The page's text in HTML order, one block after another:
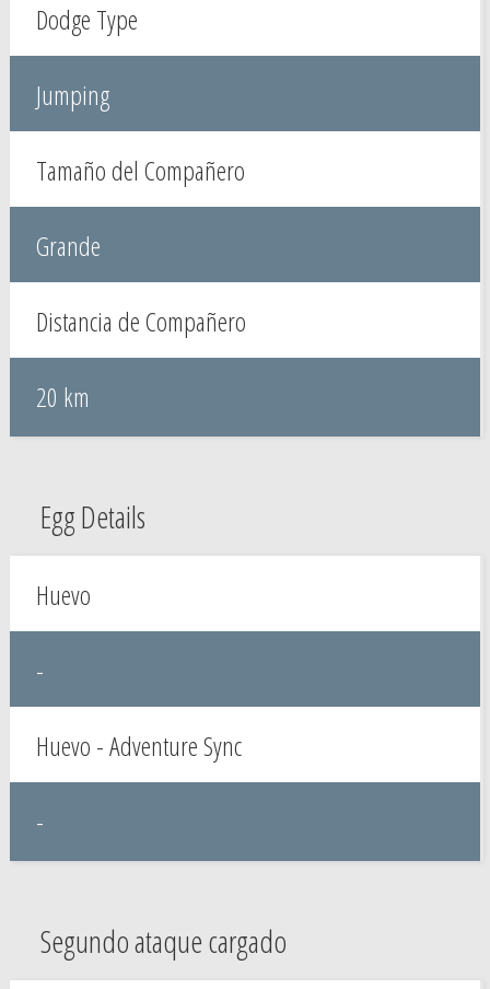
Dodge Type
Jumping
Tamaño del Compañero
Grande
Distancia de Compañero
20 km
Egg Details
Huevo
-
Huevo - Adventure Sync
-
Segundo ataque cargado